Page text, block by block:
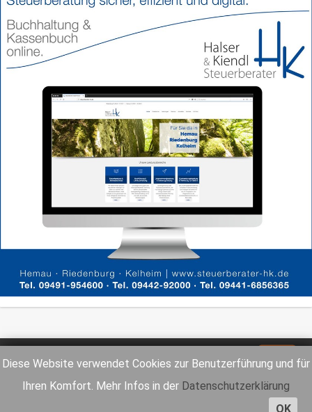
Diese Website verwendet Cookies zur Benutzerführung und für
Ihren Komfort. Mehr Infos in der Datenschutzerklärung
OK